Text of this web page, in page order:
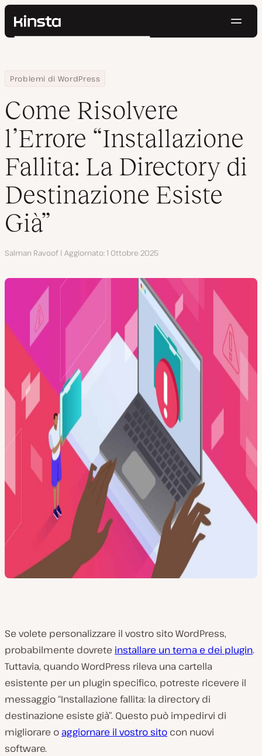
Kinsta®
Prezzi
Contatti
Cerca
Home
Centro Risorse
Blog
Problemi di WordPress
Come Risolvere l’Errore “Installazione Fallita: La Directory di
Come Risolvere
l’Errore “Installazione
Fallita: La Directory di
Destinazione Esiste
Già”
Autore
Salman Ravoof Aggiornato 1 Ottobre 2025
Se volete personalizzare il vostro sito WordPress,
probabilmente dovrete installare un tema e dei plugin.
Tuttavia, quando WordPress rileva una cartella
esistente per un plugin specifico, potreste ricevere il
messaggio “Installazione fallita: la directory di
destinazione esiste già”. Questo può impedirvi di
migliorare o aggiornare il vostro sito con nuovi
software.